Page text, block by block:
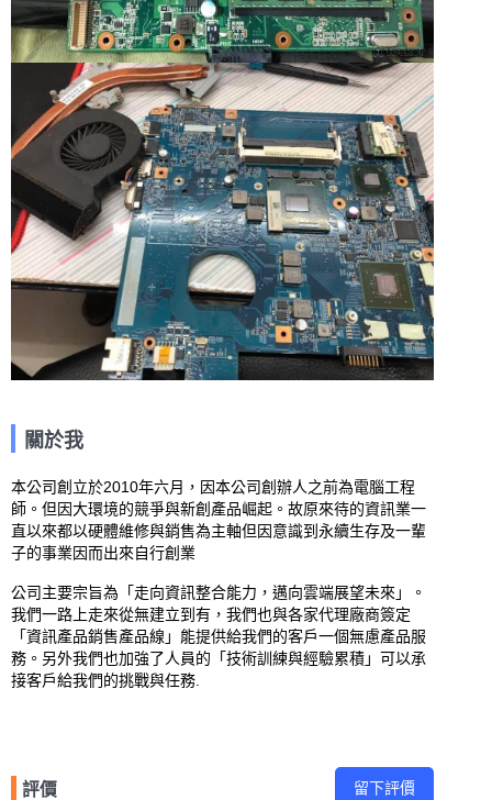
關於我
本公司創立於2010年六月，因本公司創辦人之前為電腦工程
師。但因大環境的競爭與新創產品崛起。故原來待的資訊業一
直以來都以硬體維修與銷售為主軸但因意識到永續生存及一輩
子的事業因而出來自行創業
公司主要宗旨為「走向資訊整合能力，邁向雲端展望未來」。
我們一路上走來從無建立到有，我們也與各家代理廠商簽定
「資訊產品銷售產品線」能提供給我們的客戶一個無慮產品服
務。另外我們也加強了人員的「技術訓練與經驗累積」可以承
接客戶給我們的挑戰與任務.
評價 留下評價